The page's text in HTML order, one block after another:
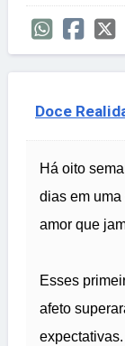
Doce
Há oito
dias em
amor que
Esses
afeto